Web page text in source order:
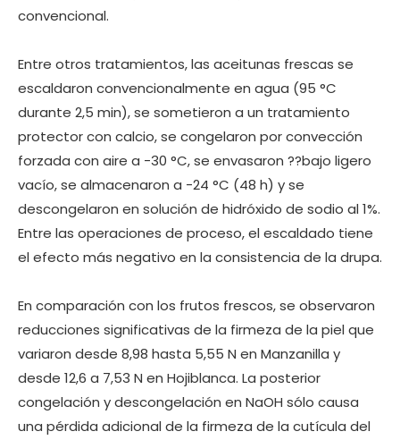
convencional.
Entre otros tratamientos, las aceitunas frescas se
escaldaron convencionalmente en agua (95 °C
durante 2,5 min), se sometieron a un tratamiento
protector con calcio, se congelaron por convección
forzada con aire a -30 °C, se envasaron ??bajo ligero
vacío, se almacenaron a -24 °C (48 h) y se
descongelaron en solución de hidróxido de sodio al 1%.
Entre las operaciones de proceso, el escaldado tiene
el efecto más negativo en la consistencia de la drupa.
En comparación con los frutos frescos, se observaron
reducciones significativas de la firmeza de la piel que
variaron desde 8,98 hasta 5,55 N en Manzanilla y
desde 12,6 a 7,53 N en Hojiblanca. La posterior
congelación y descongelación en NaOH sólo causa
una pérdida adicional de la firmeza de la cutícula del